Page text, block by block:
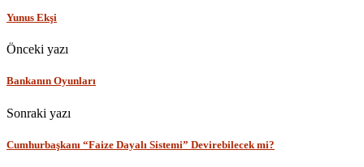
Yunus Ekşi
Önceki yazı
Bankanın Oyunları
Sonraki yazı
Cumhurbaşkanı “Faize Dayalı Sistemi” Devirebilecek mi?